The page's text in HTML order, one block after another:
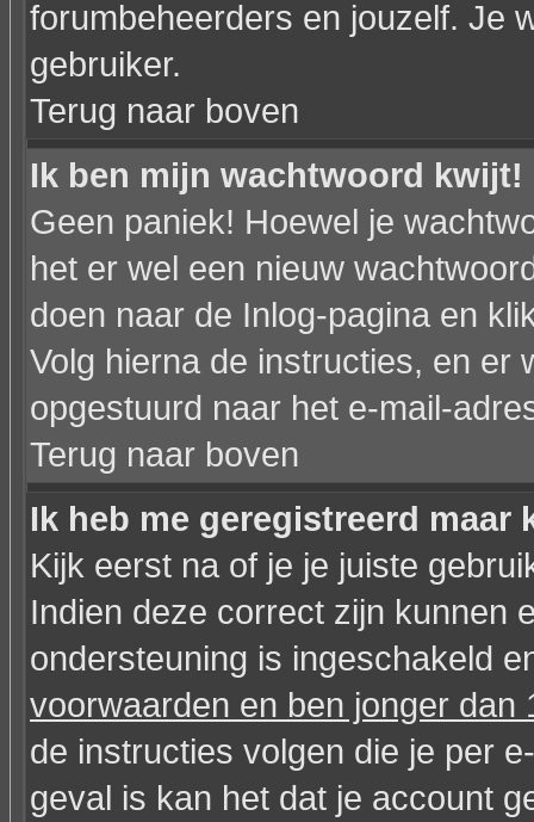
forumbeheerders en jouzelf. Je
gebruiker.
Terug naar boven
Ik ben mijn wachtwoord kwijt!
Geen paniek! Hoewel je
het er wel een nieuw
doen naar de Inlog-pagina en
Volg hierna de instructies, en er
opgestuurd naar het e-mail-
Terug naar boven
Ik heb me geregistreerd maar
Kijk eerst na of je je juiste
Indien deze correct zijn kunnen
ondersteuning is ingeschakeld
voorwaarden en ben jonger dan
de instructies volgen die je per
geval is kan het dat je account